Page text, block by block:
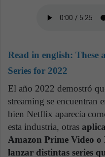
Read in english: These
Series for 2022
El año 2022 demostró
streaming se encuentran
bien Netflix aparecía
esta industria, otras
Amazon Prime Video
lanzar distintas series